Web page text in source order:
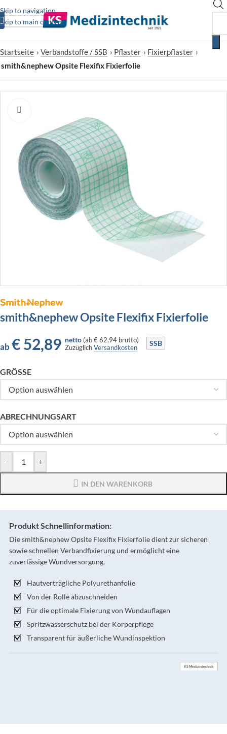
Skip to navigation
Skip to main content
Startseite › Verbandstoffe / SSB › Pflaster › Fixierpflaster ›
smith&nephew Opsite Flexifix Fixierfolie
smith&nephew Opsite Flexifix Fixierfolie
ab €52,89 netto (ab€ 62,94 brutto)
ZuzüglichVersandkosten SSB
GRÖSSE
ABRECHNUNGSART
- +
IN DEN WARENKORB
Produkt Schnellinformation:
Die smith&nephew Opsite Flexifix Fixierfolie dient zur sicheren
sowie schnellen Verbandfixierung und ermöglicht eine
zuverlässige Wundversorgung.
Hautverträgliche Polyurethanfolie
Von der Rolle abzuschneiden
Für die optimale Fixierung von Wundauflagen
Spritzwasserschutz bei der Körperpflege
Transparent für äußerliche Wundinspektion
KS Medizintechnik